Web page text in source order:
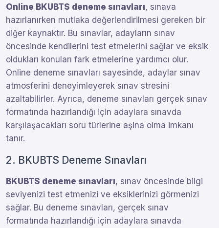
Online BKUBTS deneme sınavları, sınava
hazırlanırken mutlaka değerlendirilmesi gereken bir
diğer kaynaktır. Bu sınavlar, adayların sınav
öncesinde kendilerini test etmelerini sağlar ve eksik
oldukları konuları fark etmelerine yardımcı olur.
Online deneme sınavları sayesinde, adaylar sınav
atmosferini deneyimleyerek sınav stresini
azaltabilirler. Ayrıca, deneme sınavları gerçek sınav
formatında hazırlandığı için adaylara sınavda
karşılaşacakları soru türlerine aşina olma imkanı
tanır.
2. BKUBTS Deneme Sınavları
BKUBTS deneme sınavları, sınav öncesinde bilgi
seviyenizi test etmenizi ve eksiklerinizi görmenizi
sağlar. Bu deneme sınavları, gerçek sınav
formatında hazırlandığı için adaylara sınavda